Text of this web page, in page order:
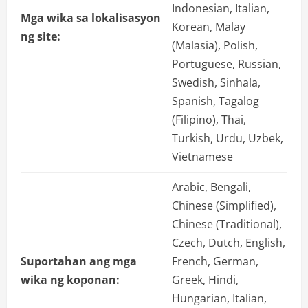
Mga wika sa lokalisasyon
ng site:
Indonesian, Italian,
Korean, Malay
(Malasia), Polish,
Portuguese, Russian,
Swedish, Sinhala,
Spanish, Tagalog
(Filipino), Thai,
Turkish, Urdu, Uzbek,
Vietnamese
Suportahan ang mga
wika ng koponan:
Arabic, Bengali,
Chinese (Simplified),
Chinese (Traditional),
Czech, Dutch, English,
French, German,
Greek, Hindi,
Hungarian, Italian,